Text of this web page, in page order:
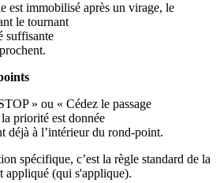
est immobilisé après un virage, le
le tournant
suffisante
» ou « Cédez le passage
priorité est donnée
déjà à l’intérieur du rond-point.
spécifique, c’est la règle standard de la
appliqué (qui s'applique).